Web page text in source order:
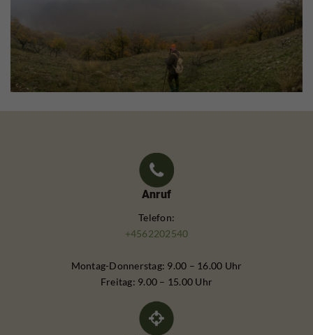
Anruf
Telefon:
+4562202540
Montag-Donnerstag: 9.00 – 16.00 Uhr
Freitag: 9.00 – 15.00 Uhr